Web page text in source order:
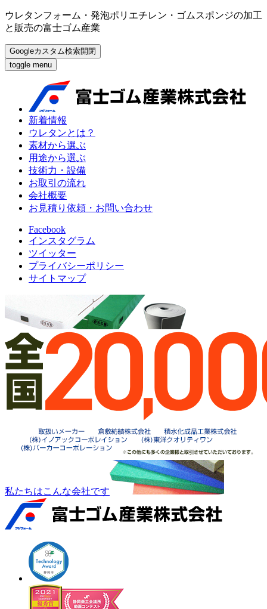
ウレタンフォーム・発泡ポリエチレン・ゴムスポンジの加工
と販売の富士ゴム産業
Googleカスタム検索開閉
toggle menu
新着情報
ウレタンとは？
素材から選ぶ
用途から選ぶ
技術力・設備
お取引の流れ
会社概要
お見積り依頼・お問い合わせ
Facebook
インスタグラム
ツイッター
プライバシーポリシー
サイトマップ
私たちはこんな会社です